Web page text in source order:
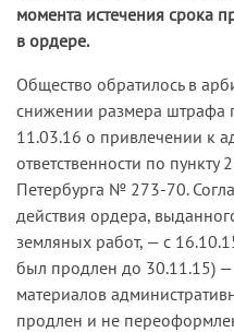
момента истечения срока
в ордере.
Общество обратилось в
снижении размера штрафа
11.03.16 о привлечении к
ответственности по пункту
Петербурга № 273-70.
действия ордера,
земляных работ, — с
был продлен до 30.11.15) —
материалов
продлен и не